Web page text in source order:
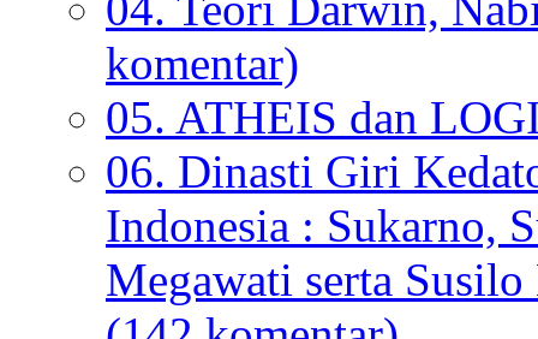
komentar)
05. ATHEIS dan
06. Dinasti Giri
Indonesia : Sukarno,
Megawati serta